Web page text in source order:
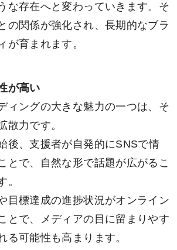
な存在へと変わっていきます。そ
の関係が強化され、長期的なブラ
が育まれます。
が高い
ィングの大きな魅力の一つは、そ
散力です。
後、支援者が自発的にSNSで情
とで、自然な形で話題が広がるこ
。
目標達成の進捗状況がオンライン
とで、メディアの目に留まりやす
る可能性も高まります。